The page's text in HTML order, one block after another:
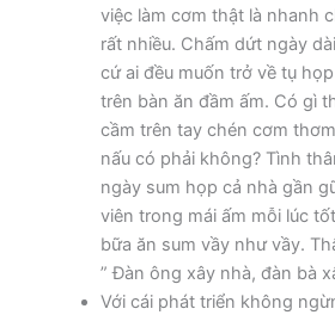
việc làm cơm thật là nhanh
rất nhiều. Chấm dứt ngày
cứ ai đều muốn trở về tụ
trên bàn ăn đầm ấm. Có gì
cầm trên tay chén cơm
nấu có phải không? Tình
ngày sum họp cả nhà gần
viên trong mái ấm mỗi lúc
bữa ăn sum vầy như vầy.
” Đàn ông xây nhà, đàn bà
Với cái phát triển không